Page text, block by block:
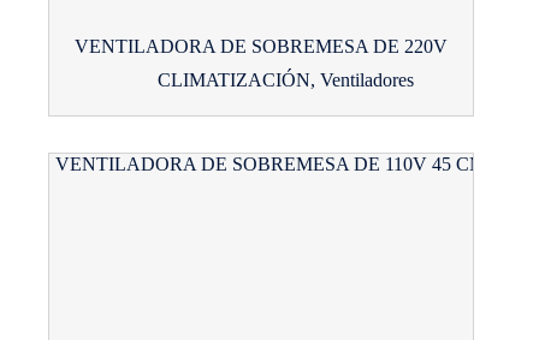
VENTILADORA DE SOBREMESA DE 220V
CLIMATIZACIÓN, Ventiladores